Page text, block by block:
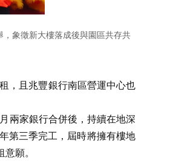
象徵新大樓落成後與園區共存共
，且兆豐銀行南區營運中心也
兩家銀行合併後，持續在地深
第三季完工，屆時將擁有樓地
願。